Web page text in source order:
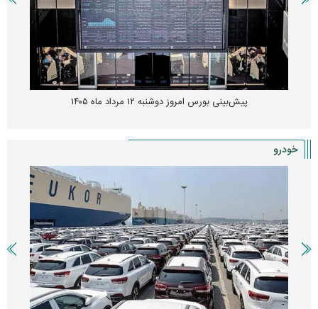
پیش‌بینی بورس امروز دوشنبه ۱۲ مرداد ماه ۱۴۰۵
خودرو